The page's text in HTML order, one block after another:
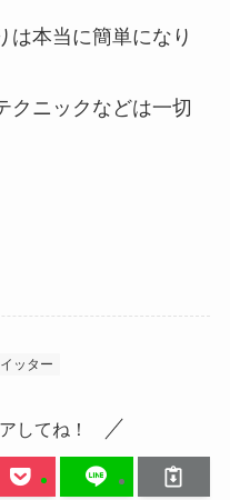
は本当に簡単になり
クニックなどは一切
ッター
してね！